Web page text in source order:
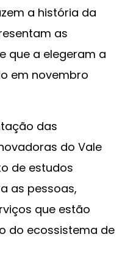
a história da
as
que a elegeram a
em novembro
das
do Vale
de estudos
as pessoas,
que estão
do ecossistema de